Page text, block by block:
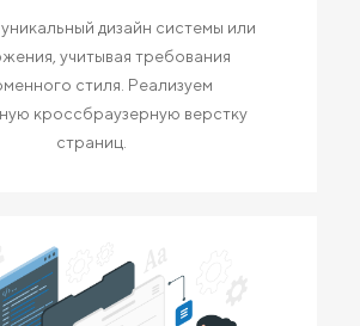
дизайн системы или
учитывая требования
стиля. Реализуем
кроссбраузерную верстку
страниц.